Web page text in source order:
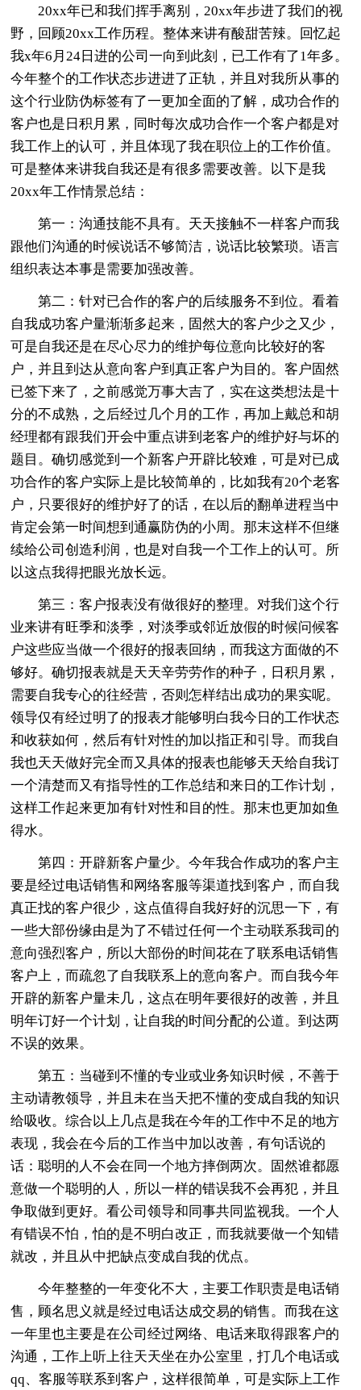
20xx年已和我们挥手离别，20xx年步进了我们的视
野，回顾20xx工作历程。整体来讲有酸甜苦辣。回忆起
我x年6月24日进的公司一向到此刻，已工作有了1年多。
今年整个的工作状态步进进了正轨，并且对我所从事的
这个行业防伪标签有了一更加全面的了解，成功合作的
客户也是日积月累，同时每次成功合作一个客户都是对
我工作上的认可，并且体现了我在职位上的工作价值。
可是整体来讲我自我还是有很多需要改善。以下是我
20xx年工作情景总结：
第一：沟通技能不具有。天天接触不一样客户而我
跟他们沟通的时候说话不够简洁，说话比较繁琐。语言
组织表达本事是需要加强改善。
第二：针对已合作的客户的后续服务不到位。看着
自我成功客户量渐渐多起来，固然大的客户少之又少，
可是自我还是在尽心尽力的维护每位意向比较好的客
户，并且到达从意向客户到真正客户为目的。客户固然
已签下来了，之前感觉万事大吉了，实在这类想法是十
分的不成熟，之后经过几个月的工作，再加上戴总和胡
经理都有跟我们开会中重点讲到老客户的维护好与坏的
题目。确切感觉到一个新客户开辟比较难，可是对已成
功合作的客户实际上是比较简单的，比如我有20个老客
户，只要很好的维护好了的话，在以后的翻单进程当中
肯定会第一时间想到通赢防伪的小周。那末这样不但继
续给公司创造利润，也是对自我一个工作上的认可。所
以这点我得把眼光放长远。
第三：客户报表没有做很好的整理。对我们这个行
业来讲有旺季和淡季，对淡季或邻近放假的时候问候客
户这些应当做一个很好的报表回纳，而我这方面做的不
够好。确切报表就是天天辛劳劳作的种子，日积月累，
需要自我专心的往经营，否则怎样结出成功的果实呢。
领导仅有经过明了的报表才能够明白我今日的工作状态
和收获如何，然后有针对性的加以指正和引导。而我自
我也天天做好完全而又具体的报表也能够天天给自我订
一个清楚而又有指导性的工作总结和来日的工作计划，
这样工作起来更加有针对性和目的性。那末也更加如鱼
得水。
第四：开辟新客户量少。今年我合作成功的客户主
要是经过电话销售和网络客服等渠道找到客户，而自我
真正找的客户很少，这点值得自我好好的沉思一下，有
一些大部份缘由是为了不错过任何一个主动联系我司的
意向强烈客户，所以大部份的时间花在了联系电话销售
客户上，而疏忽了自我联系上的意向客户。而自我今年
开辟的新客户量未几，这点在明年要很好的改善，并且
明年订好一个计划，让自我的时间分配的公道。到达两
不误的效果。
第五：当碰到不懂的专业或业务知识时候，不善于
主动请教领导，并且未在当天把不懂的变成自我的知识
给吸收。综合以上几点是我在今年的工作中不足的地方
表现，我会在今后的工作当中加以改善，有句话说的
话：聪明的人不会在同一个地方摔倒两次。固然谁都愿
意做一个聪明的人，所以一样的错误我不会再犯，并且
争取做到更好。看公司领导和同事共同监视我。一个人
有错误不怕，怕的是不明白改正，而我就要做一个知错
就改，并且从中把缺点变成自我的优点。
今年整整的一年变化不大，主要工作职责是电话销
售，顾名思义就是经过电话达成交易的销售。而我在这
一年里也主要是在公司经过网络、电话来取得跟客户的
沟通，工作上听上往天天坐在办公室里，打几个电话或
qq、客服等联系到客户，这样很简单，可是实际上工作